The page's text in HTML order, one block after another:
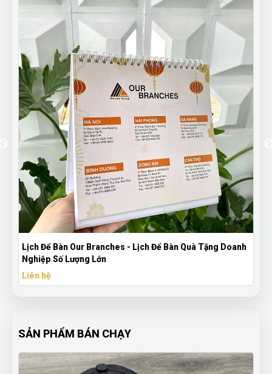
Doanh
Lịch Để Bàn Năm 2024 | Lịch Để Bàn Ngân Hàng ACB -
Thiết Kế Độc Quyền
SẢN PHẨM BÁN CHẠY